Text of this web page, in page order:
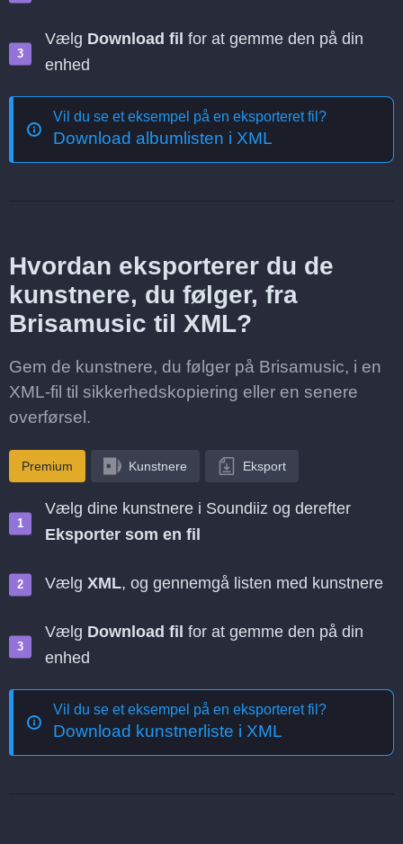
Vælg Download fil for at gemme den på din
enhed
Vil du se et eksempel på en eksporteret fil?
Download albumlisten i XML
Hvordan eksporterer du de
kunstnere, du følger, fra
Brisamusic til XML?
Gem de kunstnere, du følger på Brisamusic, i en
XML-fil til sikkerhedskopiering eller en senere
overførsel.
Premium Kunstnere Eksport
Vælg dine kunstnere i Soundiiz og derefter
Eksporter som en fil
Vælg XML, og gennemgå listen med kunstnere
Vælg Download fil for at gemme den på din
enhed
Vil du se et eksempel på en eksporteret fil?
Download kunstnerliste i XML